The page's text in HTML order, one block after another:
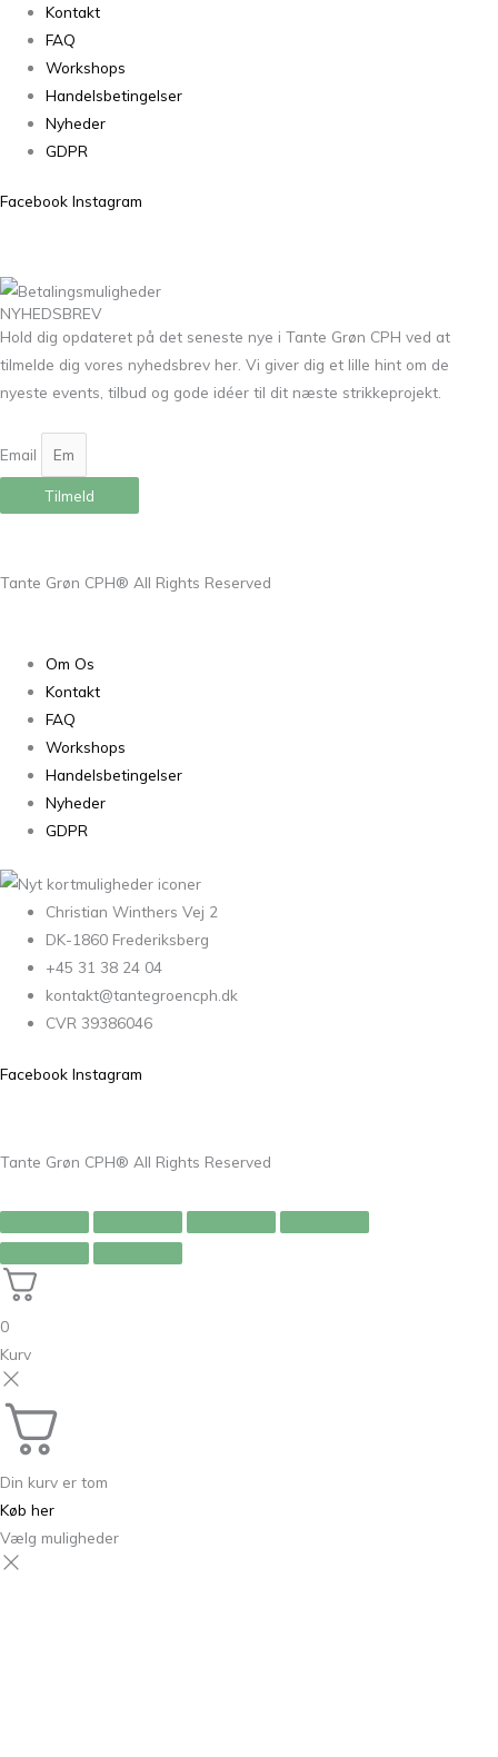
Kontakt
FAQ
Workshops
Handelsbetingelser
Nyheder
GDPR
Facebook Instagram
NYHEDSBREV
Hold dig opdateret på det seneste nye i Tante Grøn CPH ved at
tilmelde dig vores nyhedsbrev her. Vi giver dig et lille hint om de
nyeste events, tilbud og gode idéer til dit næste strikkeprojekt.
Email
Tilmeld
Tante Grøn CPH® All Rights Reserved
Om Os
Kontakt
FAQ
Workshops
Handelsbetingelser
Nyheder
GDPR
Christian Winthers Vej 2
DK-1860 Frederiksberg
+45 31 38 24 04
kontakt@tantegroencph.dk
CVR 39386046
Facebook Instagram
Tante Grøn CPH® All Rights Reserved
0
Kurv
Din kurv er tom
Køb her
Vælg muligheder